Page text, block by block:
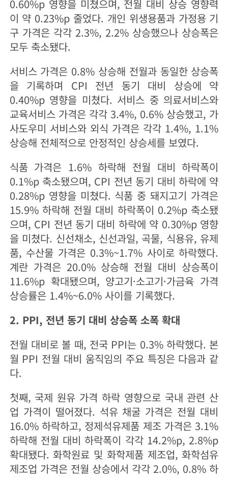
0.60%p 영향을 미쳤으며, 전월 대비 상승 영향력
이 약 0.23%p 줄었다. 개인 위생용품과 가정용 기
구 가격은 각각 2.3%, 2.2% 상승했으나 상승폭은
모두 축소됐다.
서비스 가격은 0.8% 상승해 전월과 동일한 상승폭
을 기록하며 CPI 전년 동기 대비 상승에 약
0.40%p 영향을 미쳤다. 서비스 중 의료서비스와
교육서비스 가격은 각각 3.4%, 0.6% 상승했고, 가
사도우미 서비스와 외식 가격은 각각 1.4%, 1.1%
상승해 전체적으로 안정적인 상승세를 보였다.
식품 가격은 1.6% 하락해 전월 대비 하락폭이
0.1%p 축소됐으며, CPI 전년 동기 대비 하락에 약
0.28%p 영향을 미쳤다. 식품 중 돼지고기 가격은
15.9% 하락해 전월 대비 하락폭이 0.2%p 축소됐
으며, CPI 전년 동기 대비 하락에 약 0.30%p 영향
을 미쳤다. 신선채소, 신선과일, 곡물, 식용유, 유제
품, 수산물 가격은 0.3%~1.7% 사이로 하락했다.
계란 가격은 20.0% 상승해 전월 대비 상승폭이
11.6%p 확대됐으며, 양고기·소고기·가금육 가격
상승률은 1.4%~6.0% 사이를 기록했다.
2. PPI, 전년 동기 대비 상승폭 소폭 확대
전월 대비로 볼 때, 전국 PPI는 0.3% 하락했다. 본
월 PPI 전월 대비 움직임의 주요 특징은 다음과 같
다.
첫째, 국제 원유 가격 하락 영향으로 국내 관련 산
업 가격이 떨어졌다. 석유 채굴 가격은 전월 대비
16.0% 하락하고, 정제석유제품 제조 가격은 3.1%
하락해 전월 대비 하락폭이 각각 14.2%p, 2.8%p
확대됐다. 화학원료 및 화학제품 제조업, 화학섬유
제조업 가격은 전월 상승에서 각각 2.0%, 0.8% 하